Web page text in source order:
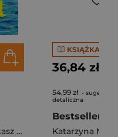
KSIĄŻKA
36,84 zł
54,99 zł -
detaliczna
Bestseller.
Katarzyna